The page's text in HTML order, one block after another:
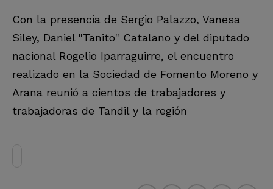
Con la presencia de Sergio Palazzo, Vanesa
Siley, Daniel "Tanito" Catalano y del diputado
nacional Rogelio Iparraguirre, el encuentro
realizado en la Sociedad de Fomento Moreno y
Arana reunió a cientos de trabajadores y
trabajadoras de Tandil y la región